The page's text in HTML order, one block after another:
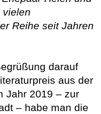
vielen
Reihe seit Jahren
darauf
aus der
Jahr 2019 – zur
– habe man die